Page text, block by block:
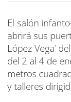
El salón
abrirá sus
López Vega’
del 2 al 4 de
metros
y talleres